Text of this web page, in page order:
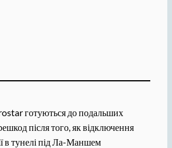
готуються до подальших
після того, як відключення
в тунелі під Ла-Маншем